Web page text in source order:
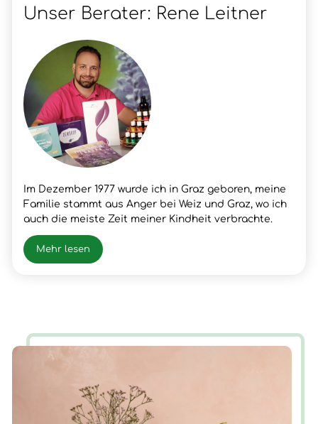
Unser Berater: Rene Leitner
Im Dezember 1977 wurde ich in Graz geboren, meine
Familie stammt aus Anger bei Weiz und Graz, wo ich
auch die meiste Zeit meiner Kindheit verbrachte.
Nach meinem Schulabschluss lernte ich den Beruf
meines Vaters, Fleischer, wo ich dann auch die
Gesellen- und Meister Prüfung positiv absolvierte.
brachte. Nun ist die Zeit gekommen, wieder AUF ZU
Mehr lesen